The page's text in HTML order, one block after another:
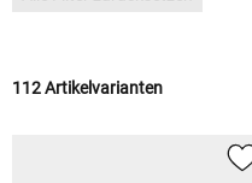
112 Artikelvarianten